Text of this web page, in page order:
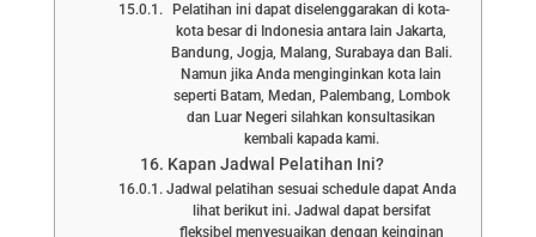
Pelatihan ini dapat diselenggarakan di kota-
kota besar di Indonesia antara lain Jakarta,
Bandung, Jogja, Malang, Surabaya dan Bali.
Namun jika Anda menginginkan kota lain
seperti Batam, Medan, Palembang, Lombok
dan Luar Negeri silahkan konsultasikan
kembali kapada kami.
Kapan Jadwal Pelatihan Ini?
Jadwal pelatihan sesuai schedule dapat Anda
lihat berikut ini. Jadwal dapat bersifat
fleksibel menyesuaikan dengan keinginan